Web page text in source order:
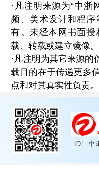
·凡注明来源为“中浙
频、美术设计和程
有。未经本网书面
载、转载或建立镜像。
·凡注明为其它来源的
载目的在于传递更多
点和对其真实性负责。